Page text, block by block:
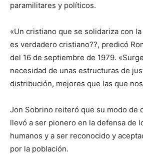
paramilitares y políticos.
«Un cristiano que se solidariza con
es verdadero cristiano??, predicó
del 16 de septiembre de 1979.
necesidad de unas estructuras de
distribución, mejores que las que
Jon Sobrino reiteró que su modo de
llevó a ser pionero en la defensa de
humanos y a ser reconocido y
por la población.